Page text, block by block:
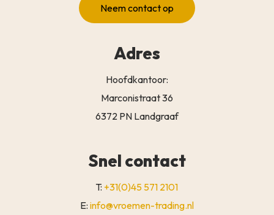
Neem contact op
Adres
Hoofdkantoor:
Marconistraat 36
6372 PN Landgraaf
Snel contact
T: +31(0)45 571 2101
E: info@vroemen-trading.nl